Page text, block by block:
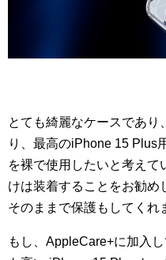
とても綺麗なケースであり
り、最高のiPhone 15 Plus
を裸で使用したいと考え
けは装着することをお勧め
そのままで保護もしてくれ
もし、AppleCare+に加入